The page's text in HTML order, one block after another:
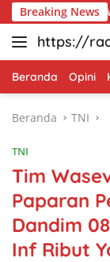
Langsung
ke
konten
Breaking News
Warga Bangun
https://
antara.net
Beranda Opini
Beranda TNI
TNI
Tim
Paparan
Dandim
Inf Ribut